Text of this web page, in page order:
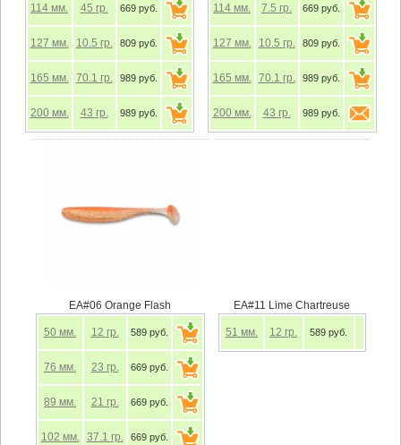
114 мм. 45 гр. 669 руб.
127 мм. 10.5 гр. 809 руб.
165 мм. 70.1 гр. 989 руб.
200 мм. 43 гр. 989 руб.
114 мм. 7.5 гр. 669 руб.
127 мм. 10.5 гр. 809 руб.
165 мм. 70.1 гр. 989 руб.
200 мм. 43 гр. 989 руб.
EA#06 Orange Flash
50мм. 12 гр. 589 руб.
76 мм. 23 гр. 669 руб.
89 мм. 21 гр. 669 руб.
102 мм. 37.1 гр. 669 руб.
EA#11 Lime Chartreuse
51 мм. 12 гр. 589 руб.